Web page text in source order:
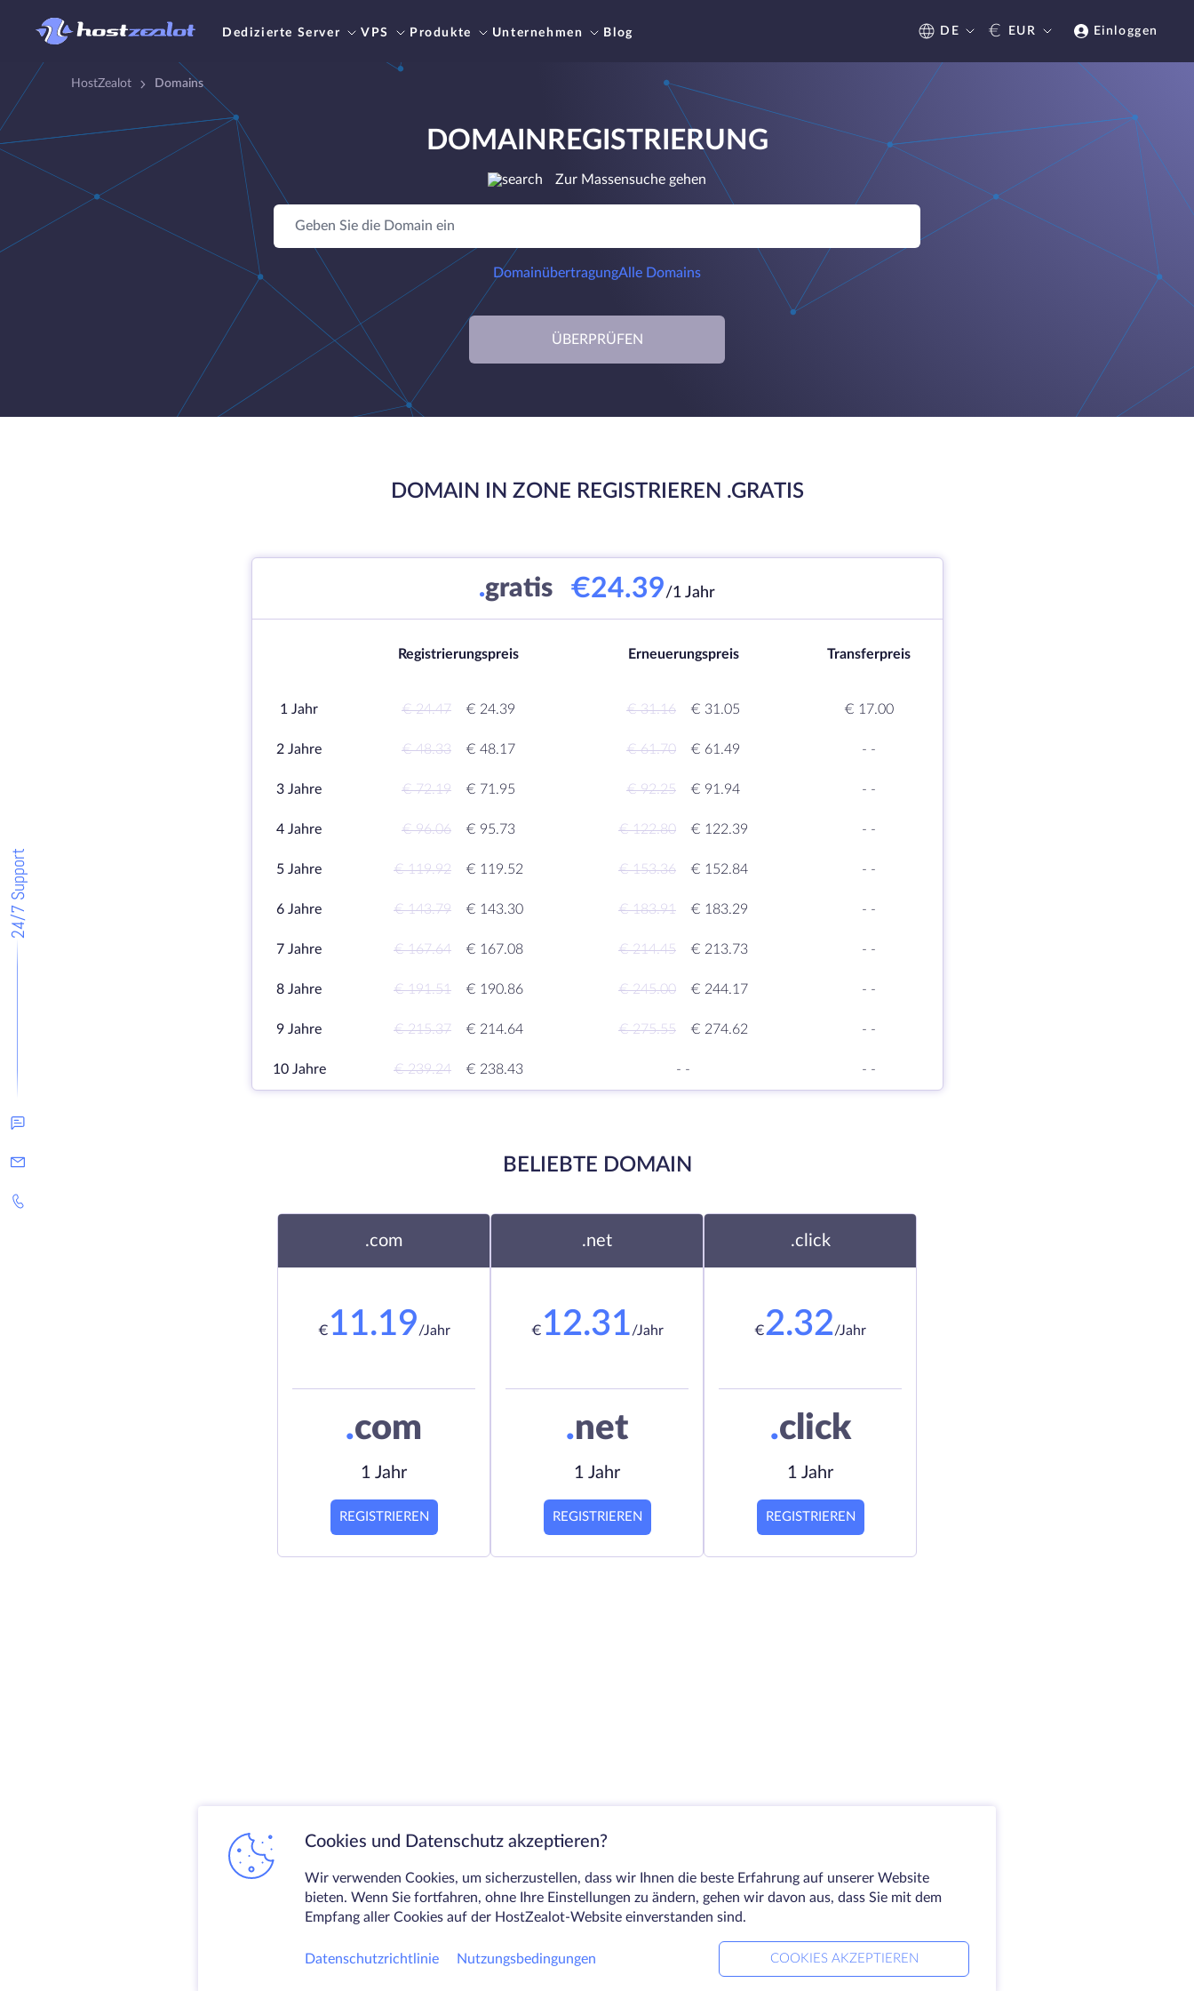
Dedizierte Server VPS Produkte Unternehmen Blog DE € EUR Einloggen
24/7 Support
HostZealot Domains
DOMAINREGISTRIERUNG
Zur Massensuche gehen
DomainübertragungAlle Domains
ÜBERPRÜFEN
DOMAIN IN ZONE REGISTRIEREN .GRATIS
.gratis €24.39/1 Jahr
Registrierungspreis Erneuerungspreis Transferpreis
1 Jahr € 24.47 € 24.39 € 31.16 € 31.05 € 17.00
2 Jahre € 48.33 € 48.17 € 61.70 € 61.49 - -
3 Jahre € 72.19 € 71.95 € 92.25 € 91.94 - -
4 Jahre € 96.06 € 95.73 € 122.80 € 122.39 - -
5 Jahre € 119.92 € 119.52 € 153.36 € 152.84 - -
6 Jahre € 143.79 € 143.30 € 183.91 € 183.29 - -
7 Jahre € 167.64 € 167.08 € 214.45 € 213.73 - -
8 Jahre € 191.51 € 190.86 € 245.00 € 244.17 - -
9 Jahre € 215.37 € 214.64 € 275.55 € 274.62 - -
10 Jahre € 239.24 € 238.43 - - - -
BELIEBTE DOMAIN
.com
€ 11.19/Jahr
.com
1 Jahr
REGISTRIEREN
.net
€ 12.31/Jahr
.net
1 Jahr
REGISTRIEREN
.click
€2.32/Jahr
.click
1 Jahr
REGISTRIEREN
Cookies und Datenschutz akzeptieren?
Wir verwenden Cookies, um sicherzustellen, dass wir Ihnen die beste Erfahrung auf unserer Website
bieten. Wenn Sie fortfahren, ohne Ihre Einstellungen zu ändern, gehen wir davon aus, dass Sie mit dem
Empfang aller Cookies auf der HostZealot-Website einverstanden sind.
Datenschutzrichtlinie Nutzungsbedingungen COOKIES AKZEPTIEREN